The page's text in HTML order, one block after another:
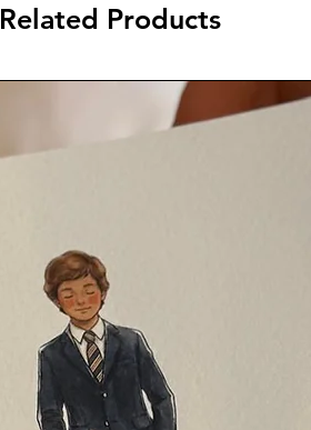
Related Products